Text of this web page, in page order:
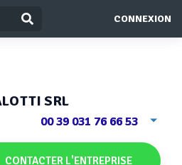
CONNEXION
SRL
00 39 031 76 66 53
CONTACTER L'ENTREPRISE